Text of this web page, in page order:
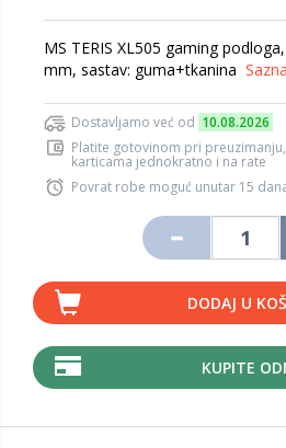
MS TERIS XL505 gaming
mm, sastav: guma+tkanina
Dostavljamo već od 10.08.2026
Platite gotovinom pri
karticama jednokratno i na rate
Povrat robe moguć unutar 15
DODAJ U
KUPITE